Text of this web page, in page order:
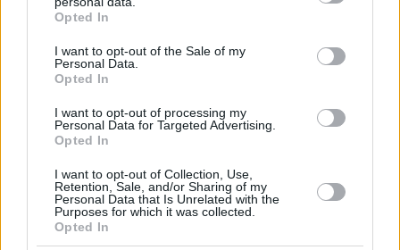
grant or deny consent to Google and its third-party tags to
use your data for below specified purposes in below Google
consent section.
Opted In
I want to opt-out of the Sale of my
Personal Data.
Opted In
I want to opt-out of processing my
Personal Data for Targeted Advertising.
Opted In
I want to opt-out of Collection, Use,
Retention, Sale, and/or Sharing of my
Personal Data that Is Unrelated with the
Purposes for which it was collected.
Opted In
που σήμερα προηγείται με ποσοστό κοντά στο
η οποία, παρά τα πολλά λάθη, συνεχίζει να έχει
μεγαλύτερη περίμετρο εκλογικής αποδοχής
Καρυστιανού το επιτελείο του πρώην
πρωθυπουργού δεν φαίνεται να ανησυχεί
ιδιαίτερα αφού, όπως λένε συνεργάτες του,
«όταν ανακοινώσει το κόμμα και τα στελέχη
που τη στηρίζουν ο κόσμος θα δει πως
πρωτίστως απευθύνεται στο δεξιό ακροατήριο